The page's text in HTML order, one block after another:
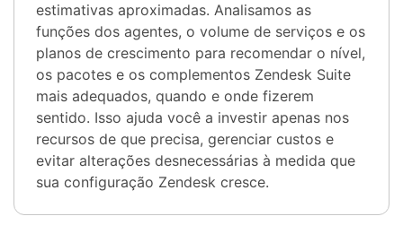
estimativas aproximadas. Analisamos as
funções dos agentes, o volume de serviços e os
planos de crescimento para recomendar o nível,
os pacotes e os complementos Zendesk Suite
mais adequados, quando e onde fizerem
sentido. Isso ajuda você a investir apenas nos
recursos de que precisa, gerenciar custos e
evitar alterações desnecessárias à medida que
sua configuração Zendesk cresce.